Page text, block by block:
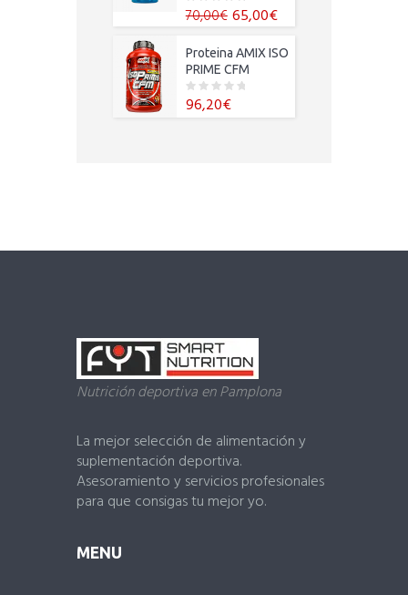
0
o
o
f
5
70,00€ El
precio
original
era:
70,00€.
65,00€El
precio
actual
Proteina AMIX ISO
PRIME CFM
0
o
u
96,20€
Nutrición deportiva en Pamplona
La mejor selección de alimentación y
suplementación deportiva.
Asesoramiento y servicios profesionales
para que consigas tu mejor yo.
MENU